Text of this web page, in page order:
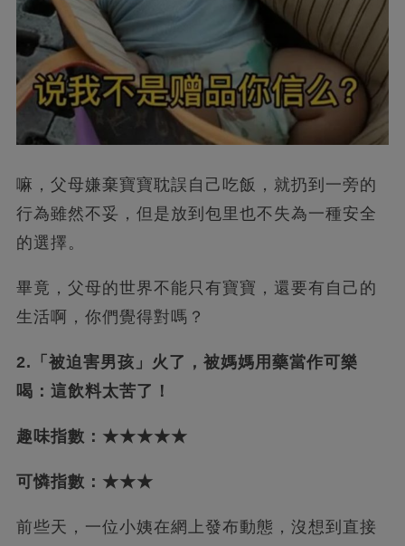
嘛，父母嫌棄寶寶耽誤自己吃飯，就扔到一旁的
行為雖然不妥，但是放到包里也不失為一種安全
的選擇。
畢竟，父母的世界不能只有寶寶，還要有自己的
生活啊，你們覺得對嗎？
2.「被迫害男孩」火了，被媽媽用藥當作可樂
喝：這飲料太苦了！
趣味指數：★★★★★
可憐指數：★★★
前些天，一位小姨在網上發布動態，沒想到直接